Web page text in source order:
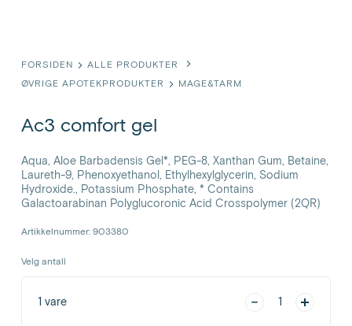
FORSIDEN
ALLE PRODUKTER
ØVRIGE APOTEKPRODUKTER
MAGE&TARM
Ac3 comfort gel
Aqua, Aloe Barbadensis Gel*, PEG-8, Xanthan Gum, Betaine,
Laureth-9, Phenoxyethanol, Ethylhexylglycerin, Sodium
Hydroxide., Potassium Phosphate, * Contains
Galactoarabinan Polyglucoronic Acid Crosspolymer (2QR)
Artikkelnummer: 903380
Velg antall
vare